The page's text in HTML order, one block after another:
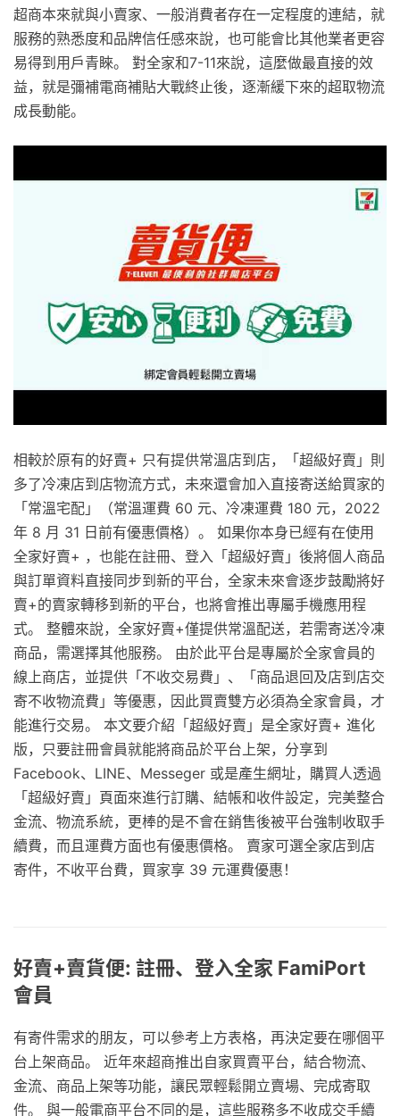
超商本來就與小賣家、一般消費者存在一定程度的連結，就
服務的熟悉度和品牌信任感來說，也可能會比其他業者更容
易得到用戶青睞。 對全家和7-11來說，這麼做最直接的效
益，就是彌補電商補貼大戰終止後，逐漸緩下來的超取物流
成長動能。
相較於原有的好賣+ 只有提供常溫店到店，「超級好賣」則
多了冷凍店到店物流方式，未來還會加入直接寄送給買家的
「常溫宅配」（常溫運費 60 元、冷凍運費 180 元，2022
年 8 月 31 日前有優惠價格）。 如果你本身已經有在使用
全家好賣+ ，也能在註冊、登入「超級好賣」後將個人商品
與訂單資料直接同步到新的平台，全家未來會逐步鼓勵將好
賣+的賣家轉移到新的平台，也將會推出專屬手機應用程
式。 整體來說，全家好賣+僅提供常溫配送，若需寄送冷凍
商品，需選擇其他服務。 由於此平台是專屬於全家會員的
線上商店，並提供「不收交易費」、「商品退回及店到店交
寄不收物流費」等優惠，因此買賣雙方必須為全家會員，才
能進行交易。 本文要介紹「超級好賣」是全家好賣+ 進化
版，只要註冊會員就能將商品於平台上架，分享到
Facebook、LINE、Messeger 或是產生網址，購買人透過
「超級好賣」頁面來進行訂購、結帳和收件設定，完美整合
金流、物流系統，更棒的是不會在銷售後被平台強制收取手
續費，而且運費方面也有優惠價格。 賣家可選全家店到店
寄件，不收平台費，買家享 39 元運費優惠！
好賣+賣貨便: 註冊、登入全家 FamiPort
會員
有寄件需求的朋友，可以參考上方表格，再決定要在哪個平
台上架商品。 近年來超商推出自家買賣平台，結合物流、
金流、商品上架等功能，讓民眾輕鬆開立賣場、完成寄取
件。 與一般電商平台不同的是，這些服務多不收成交手續